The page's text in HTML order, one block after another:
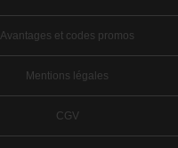
Avantages et codes promos
Mentions légales
CGV